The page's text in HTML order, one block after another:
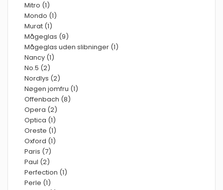
Mitro (1)
Mondo (1)
Murat (1)
Mågeglas (9)
Mågeglas uden slibninger (1)
Nancy (1)
No.5 (2)
Nordlys (2)
Nøgen jomfru (1)
Offenbach (8)
Opera (2)
Optica (1)
Oreste (1)
Oxford (1)
Paris (7)
Paul (2)
Perfection (1)
Perle (1)